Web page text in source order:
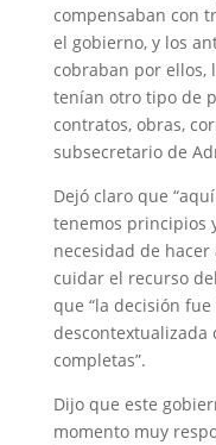
compensaban con
el gobierno, y los
cobraban por ellos,
tenían otro tipo de
contratos, obras,
subsecretario de
Dejó claro que
tenemos principios
necesidad de
cuidar el recurso
que “la decisión
descontextualizada
completas”.
Dijo que este
momento muy